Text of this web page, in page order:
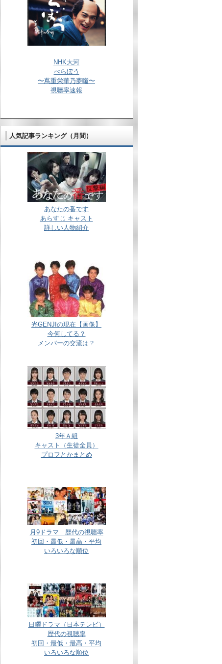
NHK大河
べらぼう
〜蔦重栄華乃夢噺〜
視聴率速報
人気記事ランキング（月間）
あなたの番です
あらすじ キャスト
詳しい人物紹介
光GENJIの現在【画像】
今何してる？
メンバーの交流は？
3年Ａ組
キャスト（生徒全員）
プロフとかまとめ
月9ドラマ 歴代の視聴率
初回・最低・最高・平均
いろいろな順位
日曜ドラマ（日本テレビ）
歴代の視聴率
初回・最低・最高・平均
いろいろな順位